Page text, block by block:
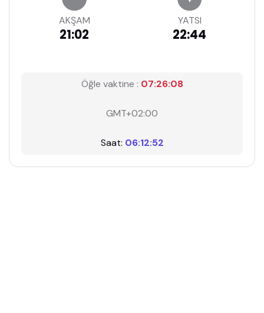
AKŞAM
21:02
YATSI
22:44
Öğle vaktine : 07:26:07
GMT+02:00
Saat: 06:12:53